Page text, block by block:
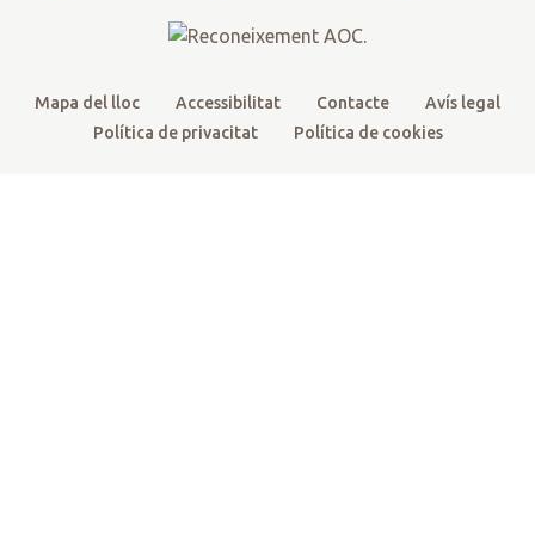
m
Mapa del lloc Accessibilitat Contacte
Avís legal
Política de privacitat
Política de cookies